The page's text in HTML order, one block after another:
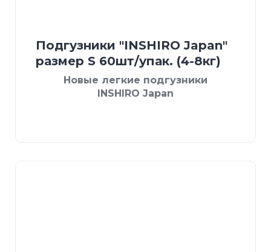
Подгузники "INSHIRO Japan"
размер S 60шт/упак. (4-8кг)
Новые легкие подгузники
INSHIRO Japan